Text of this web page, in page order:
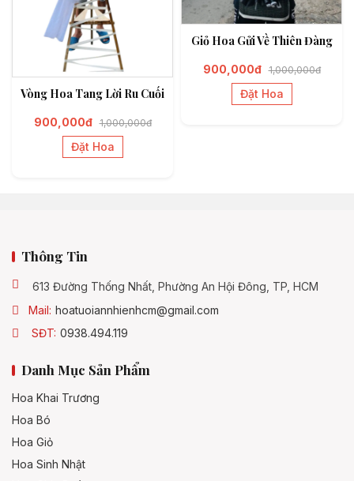
Vòng Hoa Tang Lời Ru Cuối
900,000đ 1,000,000đ
Đặt Hoa
Giỏ Hoa Gửi Về Thiên Đàng
900,000đ 1,000,000đ
Đặt Hoa
Thông Tin
613 Đường Thống Nhất, Phường An Hội Đông, TP, HCM
Mail: hoatuoiannhienhcm@gmail.com
SĐT: 0938.494.119
Danh Mục Sản Phẩm
Hoa Khai Trương
Hoa Bó
Hoa Giỏ
Hoa Sinh Nhật